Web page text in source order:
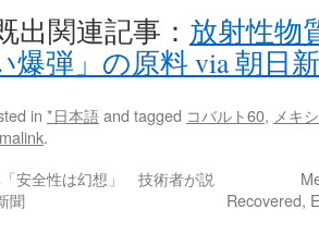
出関連記事： 放射性物
弾」の原料 via 朝日
in *日本語and tagged コバルト60, メキ
.
安全性は幻想」 技術者が説
聞
Recovered,